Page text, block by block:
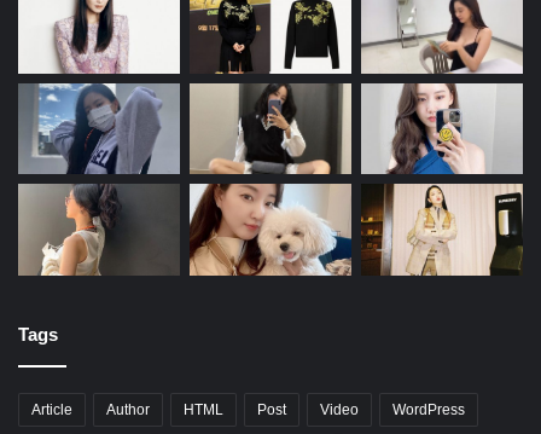
Tags
Article Author HTML Post Video WordPress